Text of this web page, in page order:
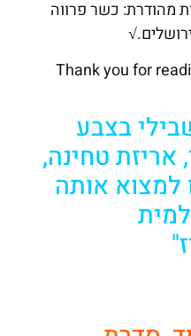
*כשרות מהודרת: כשר פרווה
Thank you for
בצבע
אריזת טחינה,
למצוא אותה